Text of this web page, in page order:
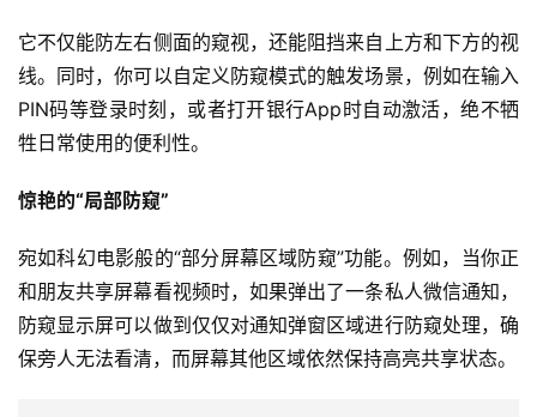
时
代
能
评
测
师
它不仅能防左右侧面的窥视，还能阻挡来自上方和下方的视
线。同时，你可以自定义防窥模式的触发场景，例如在输入
PIN码等登录时刻，或者打开银行App时自动激活，绝不牺
牲日常使用的便利性。
惊艳的“局部防窥”
宛如科幻电影般的“部分屏幕区域防窥”功能。例如，当你正
和朋友共享屏幕看视频时，如果弹出了一条私人微信通知，
防窥显示屏可以做到仅仅对通知弹窗区域进行防窥处理，确
保旁人无法看清，而屏幕其他区域依然保持高亮共享状态。